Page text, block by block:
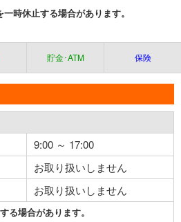
時休止する場合があります。
貯金･ATM 保険
9:00 ～ 17:00
お取り扱いしません
お取り扱いしません
る場合があります。